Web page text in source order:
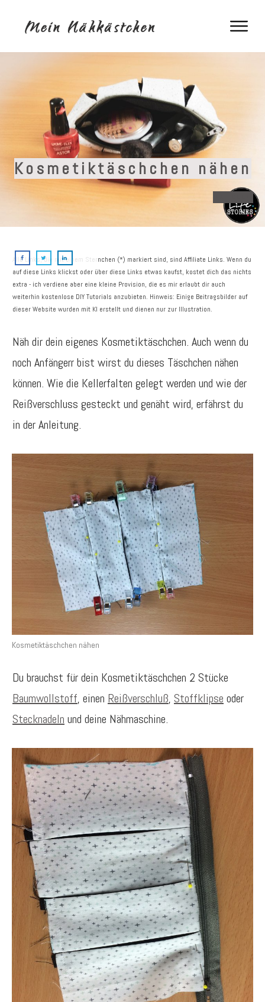
Kosmetiktäschchen nähen
Alle Links, die mit einem Sternchen (*) markiert sind, sind Affiliate Links. Wenn du
auf diese Links klickst oder über diese Links etwas kaufst, kostet dich das nichts
extra - ich verdiene aber eine kleine Provision, die es mir erlaubt dir auch
weiterhin kostenlose DIY Tutorials anzubieten. Hinweis: Einige Beitragsbilder auf
dieser Website wurden mit KI erstellt und dienen nur zur Illustration.
Näh dir dein eigenes Kosmetiktäschchen. Auch wenn du
noch Anfängerr bist wirst du dieses Täschchen nähen
können. Wie die Kellerfalten gelegt werden und wie der
Reißverschluss gesteckt und genäht wird, erfährst du
in der Anleitung.
Kosmetiktäschchen nähen
Du brauchst für dein Kosmetiktäschchen 2 Stücke
Baumwollstoff, einen Reißverschluß, Stoffklipse oder
Stecknadeln und deine Nähmaschine.